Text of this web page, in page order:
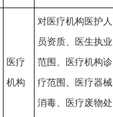
医疗
机构
对医疗机构医护人
员资质、医生执业
范围、医疗机构诊
疗范围、医疗器械
消毒、医疗废物处